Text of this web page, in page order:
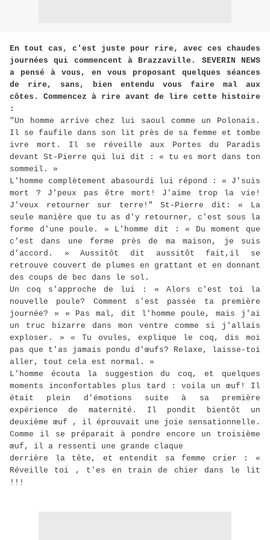
En tout cas, c'est juste pour rire, avec ces chaudes
journées qui commencent à Brazzaville. SEVERIN NEWS
a pensé à vous, en vous proposant quelques séances
de rire, sans, bien entendu vous faire mal aux
côtes. Commencez à rire avant de lire cette histoire
:
"Un homme arrive chez lui saoul comme un Polonais.
Il se faufile dans son lit près de sa femme et tombe
ivre mort. Il se réveille aux Portes du Paradis
devant St-Pierre qui lui dit : « tu es mort dans ton
sommeil. »
L'homme complètement abasourdi lui répond : « J'suis
mort ? J'peux pas être mort! J'aime trop la vie!
J'veux retourner sur terre!" St-Pierre dit: « La
seule manière que tu as d'y retourner, c'est sous la
forme d'une poule. » L'homme dit : « Du moment que
c'est dans une ferme près de ma maison, je suis
d'accord. » Aussitôt dit aussitôt fait,il se
retrouve couvert de plumes en grattant et en donnant
des coups de bec dans le sol.
Un coq s'approche de lui : « Alors c'est toi la
nouvelle poule? Comment s'est passée ta première
journée? » « Pas mal, dit l'homme poule, mais j'ai
un truc bizarre dans mon ventre comme si j'allais
exploser. » « Tu ovules, explique le coq, dis moi
pas que t'as jamais pondu d'œufs? Relaxe, laisse-toi
aller, tout cela est normal. »
L'homme écouta la suggestion du coq, et quelques
moments inconfortables plus tard : voila un œuf! Il
était plein d'émotions suite à sa première
expérience de maternité. Il pondit bientôt un
deuxième œuf , il éprouvait une joie sensationnelle.
Comme il se préparait à pondre encore un troisième
œuf, il a ressenti une grande claque
derrière la tête, et entendit sa femme crier : «
Réveille toi , t'es en train de chier dans le lit
!!!